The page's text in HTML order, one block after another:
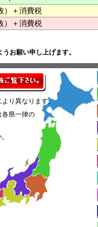
）＋消費税
）＋消費税
お願い申し上げます。
より異なります。
各県一律の